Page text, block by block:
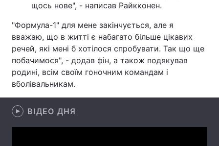
Здоров'я
Цікавинки Погода
Екологія Регіони
Лонгріди
Відео з Youtube
Інтерв'ю Думки
щось нове", - написав Райкконен.
"Формула-1" для мене закінчується, але я
вважаю, що в житті є набагато більше цікавих
речей, які мені б хотілося спробувати. Так що ще
побачимося", - додав фін, а також подякував
родині, всім своїм гоночним командам і
вболівальникам.
ВІДЕО ДНЯ